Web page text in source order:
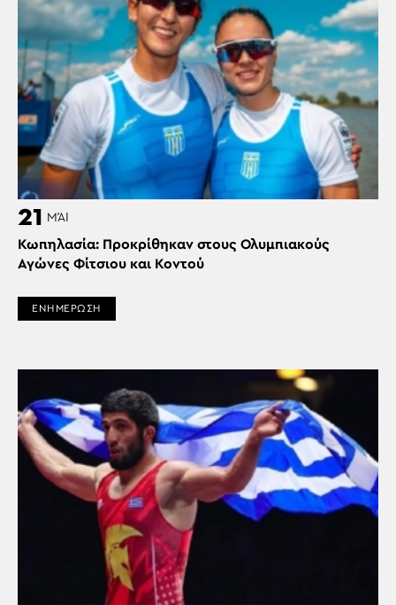
21 ΜΆΙ
Κωπηλασία: Προκρίθηκαν στους Ολυμπιακούς
Αγώνες Φίτσιου και Κοντού
ΕΝΗΜΕΡΩΣΗ